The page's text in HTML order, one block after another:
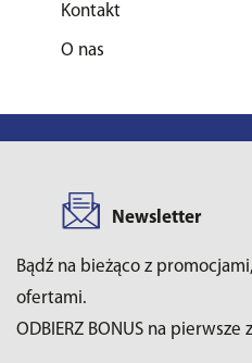
Kontakt
O nas
Newsletter
Bądź na bieżąco z
ofertami.
ODBIERZ BONUS na pierwsze